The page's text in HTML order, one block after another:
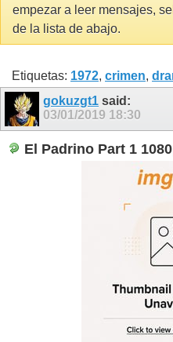
empezar a leer mensajes,
de la lista de abajo.
Etiquetas: 1972, crimen,
gokuzgt1 said:
03/01/2019 18:30
El Padrino Part 1